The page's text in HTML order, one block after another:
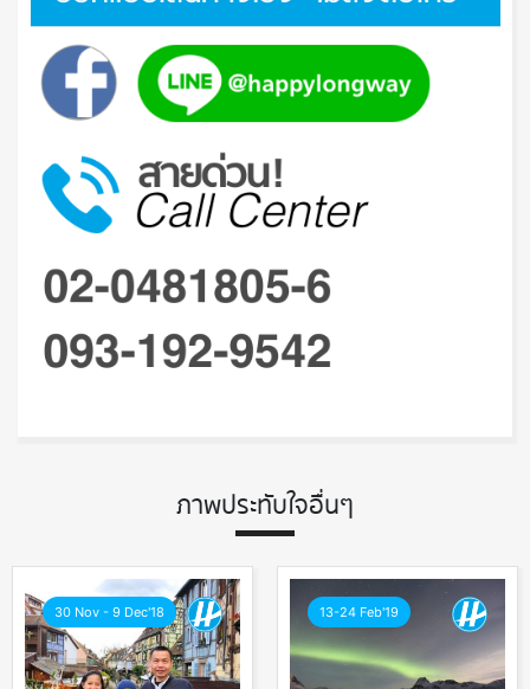
ภาพประทับใจอื่นๆ
30 Nov - 9 Dec'18 13-24 Feb'19